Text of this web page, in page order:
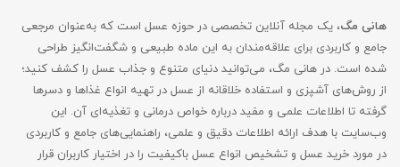
هانی مگ، یک مجله آنلاین تخصصی در حوزه عسل است که به‌عنوان مرجعی
جامع و کاربردی برای علاقه‌مندان به این ماده طبیعی و شگفت‌انگیز طراحی
شده است. در هانی مگ، می‌توانید دنیای متنوع و جذاب عسل را کشف کنید؛
از روش‌های آشپزی و استفاده خلاقانه از عسل در تهیه انواع غذاها و دسرها
گرفته تا اطلاعات علمی و مفید درباره خواص درمانی و تغذیه‌ای آن. این
وب‌سایت با هدف ارائه اطلاعات دقیق و علمی، راهنمایی‌های جامع‌ و کاربردی
در مورد خرید عسل و تشخیص انواع عسل باکیفیت را در اختیار کاربران قرار